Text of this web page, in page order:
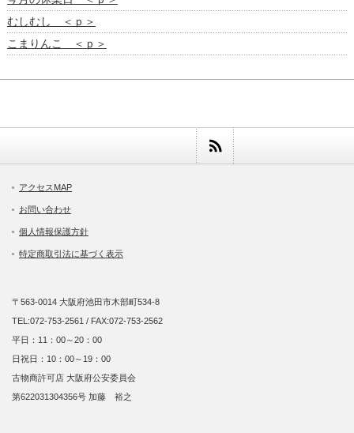
むしむし ＜ｐ＞
こまりんこ ＜ｐ＞
アクセスMAP
お問い合わせ
個人情報保護方針
特定商取引法に基づく表示
〒563-0014 大阪府池田市木部町534-8
TEL:072-753-2561 / FAX:072-753-2562
平日：11：00～20：00
日祝日：10：00～19：00
古物商許可店 大阪府公安委員会
第622031304356号 加藤 裕之